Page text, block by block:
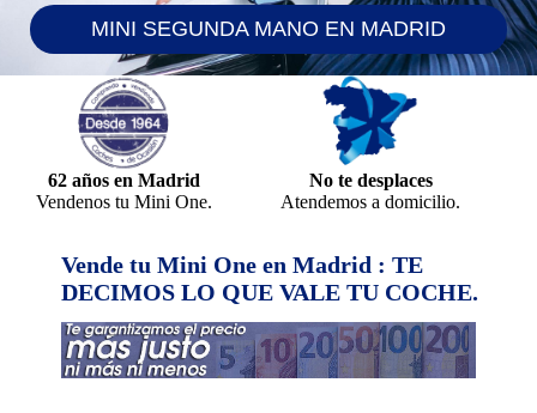
MINI SEGUNDA MANO EN MADRID
62 años en Madrid
Vendenos tu Mini One.
No te desplaces
Atendemos a domicilio.
Vende tu Mini One en Madrid : TE
DECIMOS LO QUE VALE TU COCHE.